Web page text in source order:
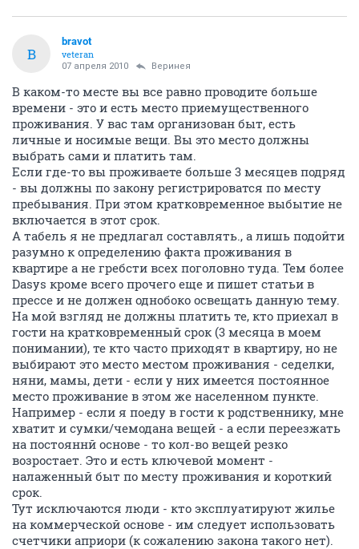
B
bravot
veteran
07 апреля 2010 Веринея
В каком-то месте вы все равно проводите больше
времени - это и есть место приемущественного
проживания. У вас там организован быт, есть
личные и носимые вещи. Вы это место должны
выбрать сами и платить там.
Если где-то вы проживаете больше 3 месяцев подряд
- вы должны по закону регистрироватся по месту
пребывания. При этом кратковременное выбытие не
включается в этот срок.
А табель я не предлагал составлять., а лишь подойти
разумно к определению факта проживания в
квартире а не гребсти всех поголовно туда. Тем более
Dasys кроме всего прочего еще и пишет статьи в
прессе и не должен однобоко освещать данную тему.
На мой взгляд не должны платить те, кто приехал в
гости на кратковременный срок (3 месяца в моем
понимании), те кто часто приходят в квартиру, но не
выбирают это место местом проживания - седелки,
няни, мамы, дети - если у них имеется постоянное
место проживание в этом же населенном пункте.
Например - если я поеду в гости к родственнику, мне
хватит и сумки/чемодана вещей - а если переезжать
на постояннй основе - то кол-во вещей резко
возростает. Это и есть ключевой момент -
налаженный быт по месту проживания и короткий
срок.
Тут исключаются люди - кто эксплуатируют жилье
на коммерческой основе - им следует использовать
счетчики априори (к сожалению закона такого нет).